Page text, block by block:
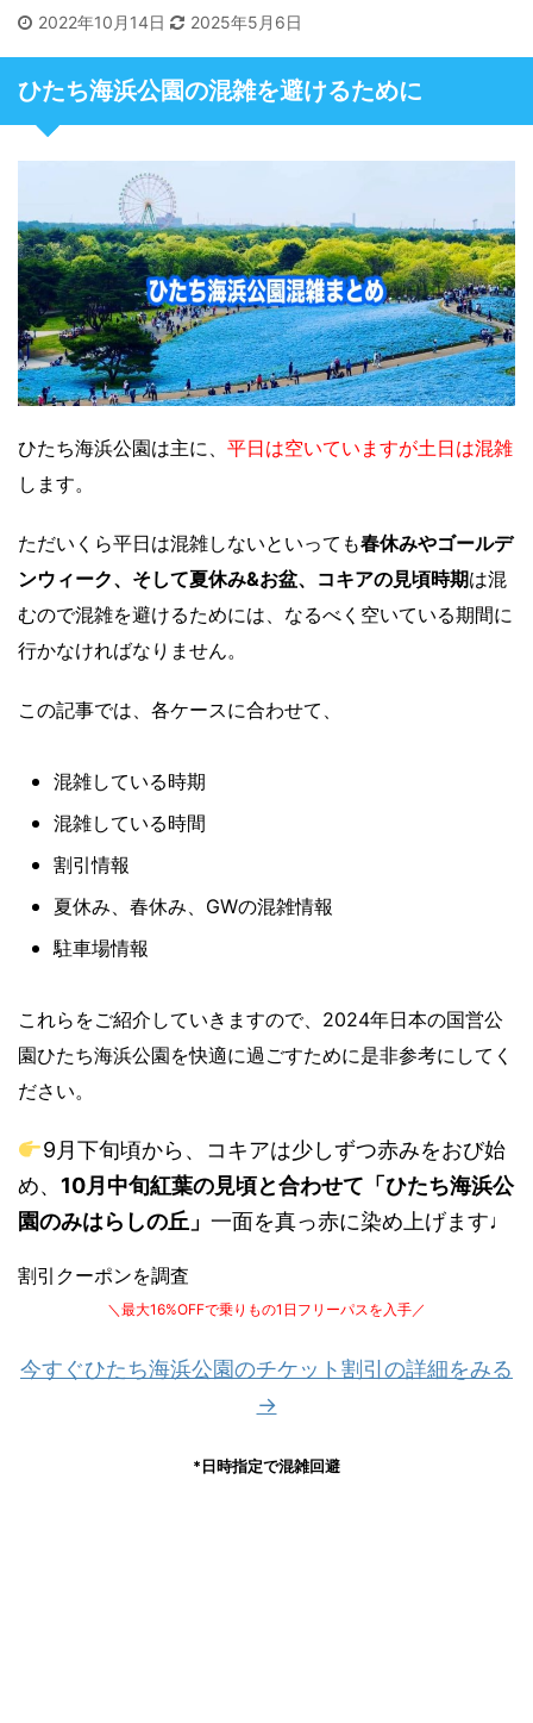
2022年10月14日 2025年5月6日
ひたち海浜公園の混雑を避けるために
ひたち海浜公園は主に、 平日は空いていますが土日は混雑
します。
ただいくら平日は混雑しないといっても春休みやゴールデ
ンウィーク、そして夏休み&お盆、コキアの見頃時期は混
むので混雑を避けるためには、なるべく空いている期間に
行かなければなりません。
この記事では、各ケースに合わせて、
混雑している時期
混雑している時間
割引情報
夏休み、春休み、GWの混雑情報
駐車場情報
これらをご紹介していきますので、2024年日本の国営公
園ひたち海浜公園を快適に過ごすために是非参考にしてく
ださい。
9月下旬頃から、コキアは少しずつ赤みをおび始
め、 10月中旬紅葉の見頃と合わせて「ひたち海浜公
園のみはらしの丘」 一面を真っ赤に染め上げます♩
割引クーポンを調査
＼最大16%OFFで乗りもの1日フリーパスを入手／
今すぐひたち海浜公園のチケット割引の詳細をみる
→
*日時指定で混雑回避